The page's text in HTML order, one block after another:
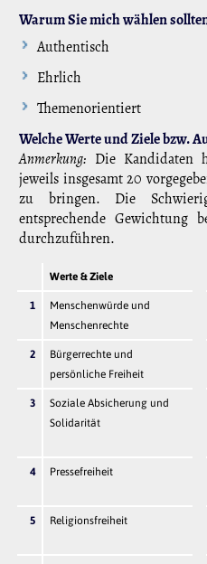
Warum Sie mich wählen
Authentisch
Ehrlich
Themenorientiert
Welche Werte und Ziele bzw.
Anmerkung: Die Kandidaten
jeweils insgesamt 20
zu bringen. Die
entsprechende Gewichtung
durchzuführen.
Werte & Ziele
1
Menschenwürde und
Menschenrechte
2
Bürgerrechte und
persönliche Freiheit
3
Soziale Absicherung und
Solidarität
4 Pressefreiheit
5 Religionsfreiheit